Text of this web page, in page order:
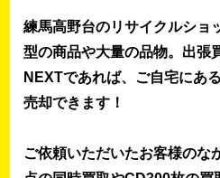
練馬高野台のリサイクルショ
型の商品や大量の品物。出張
NEXTであれば、ご自宅にあ
売却できます！
ご依頼いただいたお客様のな